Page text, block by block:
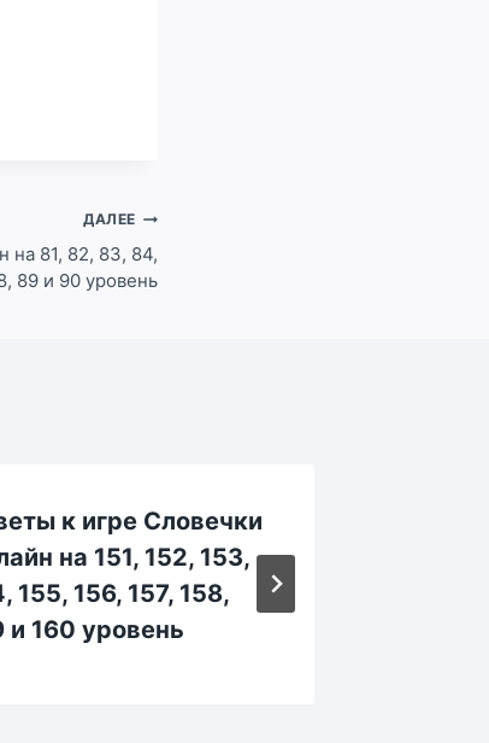
ДАЛЕЕ
на 81, 82, 83, 84,
89 и 90 уровень
к игре Словечки
на 151, 152, 153,
155, 156, 157, 158,
и 160 уровень